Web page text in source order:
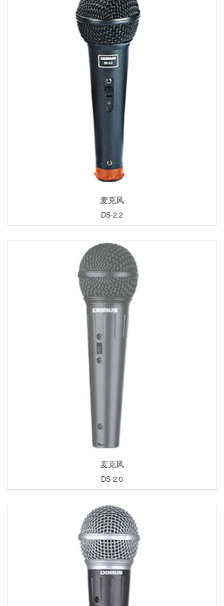
麦克风
DS-2.2
麦克风
DS-2.0